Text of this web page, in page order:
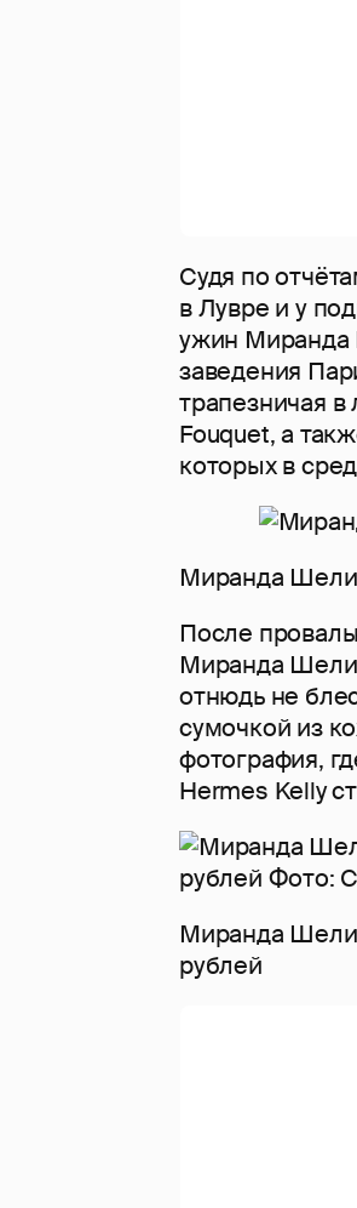
Судя по
в Лувре и у
ужин Миранда
заведения
трапезничая
Fouquet, а
которых в
Миранда
После
Миранда
отнюдь не
сумочкой из
фотография,
Hermes Kelly
Миранда
рублей